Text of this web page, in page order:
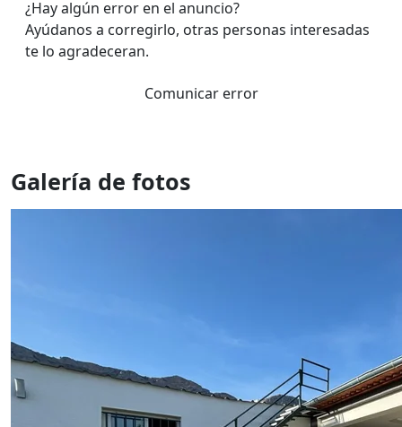
¿Hay algún error en el anuncio?
Ayúdanos a corregirlo, otras personas interesadas
te lo agradeceran.
Comunicar error
Galería de fotos